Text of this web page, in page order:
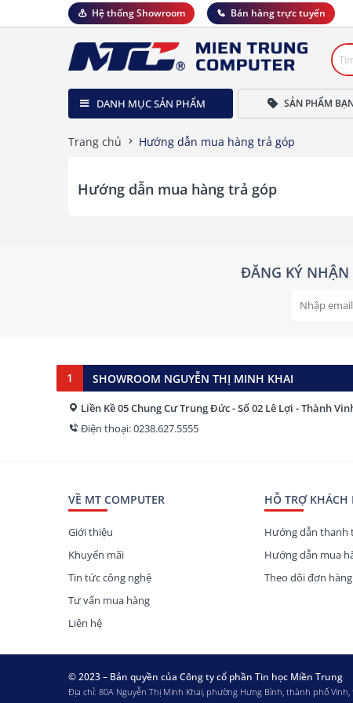
Hệ thống Showroom Bán hàng trực tuyến
DANH MỤC SẢN PHẨM SẢN PHẨM
Trang chủ Hướng dẫn mua hàng trả góp
Hướng dẫn mua hàng trả góp
ĐĂNG KÝ
1 SHOWROOM NGUYỄN THỊ MINH KHAI
Liền Kề 05 Chung Cư Trung Đức - Số 02 Lê Lợi - Thành
Điện thoại: 0238.627.5555
VỀ MT COMPUTER
Giới thiệu
Khuyến mãi
Tin tức công nghệ
Tư vấn mua hàng
Liên hệ
HỖ TRỢ KHÁCH
Hướng dẫn thanh
Hướng dẫn mua
Theo dõi đơn hàng
© 2023 – Bản quyền của Công ty cổ phần Tin học Miền Trung
Địa chỉ: 80A Nguyễn Thị Minh Khai, phường Hưng Bình, thành phố